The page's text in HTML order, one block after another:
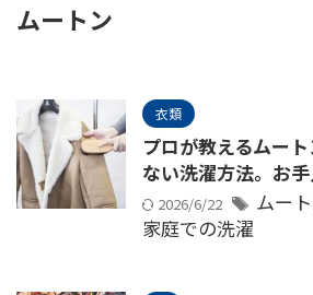
ムートン
衣類
プロが教えるムー
ない洗濯方法。お
2026/6/22 ムー
家庭での洗濯